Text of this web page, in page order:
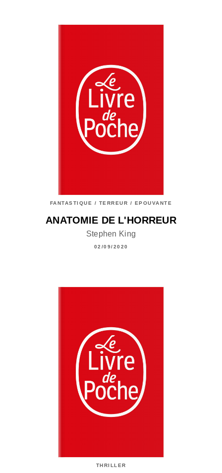
FANTASTIQUE / TERREUR / EPOUVANTE
ANATOMIE DE L'HORREUR
Stephen King
02/09/2020
THRILLER